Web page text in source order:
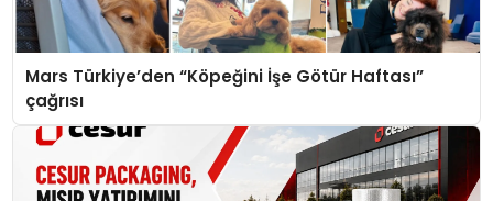
Mars Türkiye’den “Köpeğini İşe Götür Haftası”
çağrısı